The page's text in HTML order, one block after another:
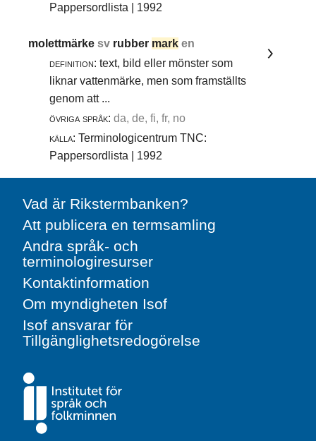
Pappersordlista | 1992
molettmärkesv rubber mark en
definition: text, bild eller mönster som
liknar vattenmärke, men som framställts
genom att ...
övriga språk: da, de, fi, fr, no
källa: Terminologicentrum TNC:
Pappersordlista | 1992
Vad är Rikstermbanken?
Att publicera en termsamling
Andra språk- och
terminologiresurser
Kontaktinformation
Om myndigheten Isof
Isof ansvarar för
Tillgänglighetsredogörelse